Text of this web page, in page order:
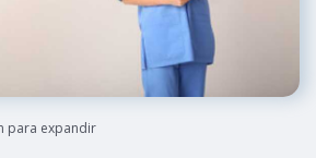
para expandir